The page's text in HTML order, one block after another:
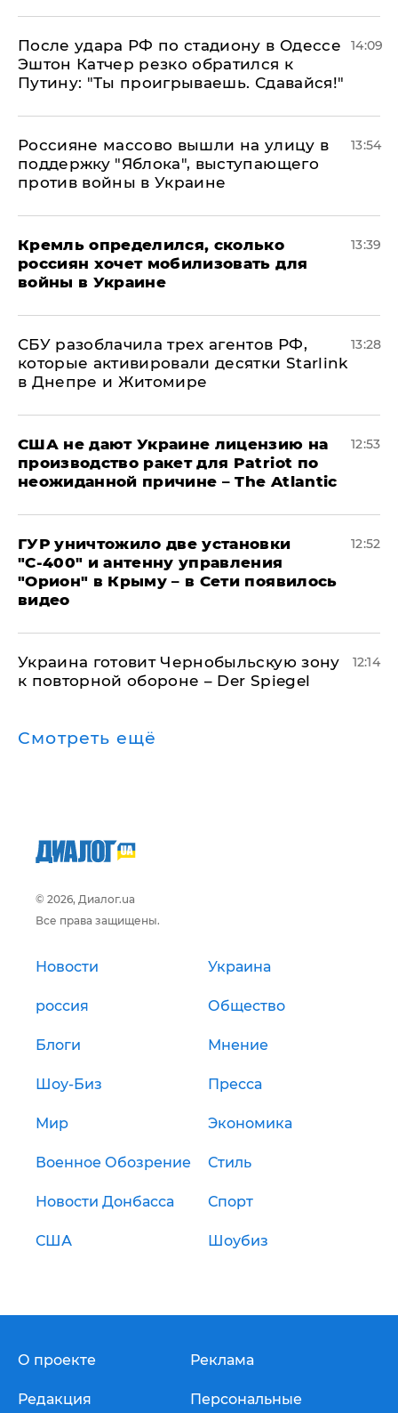
После удара РФ по стадиону в Одессе
Эштон Катчер резко обратился к
Путину: "Ты проигрываешь. Сдавайся!"
14:09
Россияне массово вышли на улицу в
поддержку "Яблока", выступающего
против войны в Украине
13:54
Кремль определился, сколько
россиян хочет мобилизовать для
войны в Украине
13:39
СБУ разоблачила трех агентов РФ,
которые активировали десятки Starlink
в Днепре и Житомире
13:28
США не дают Украине лицензию на
производство ракет для Patriot по
неожиданной причине – The Atlantic
12:53
ГУР уничтожило две установки
"С‑400" и антенну управления
"Орион" в Крыму – в Сети появилось
видео
12:52
Украина готовит Чернобыльскую зону
к повторной обороне – Der Spiegel
12:14
Смотреть ещё
© 2026, Диалог.ua
Все права защищены.
Новости Украина
россия Общество
Блоги Мнение
Шоу-Биз Пресса
Мир Экономика
Военное Обозрение Стиль
Новости Донбасса Спорт
США Шоубиз
О проекте
Редакция
Реклама
Персональные